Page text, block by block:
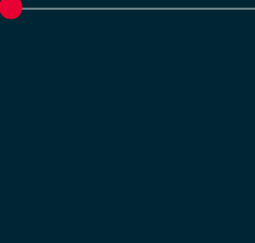
GLB,GLC,GLE,GLSoder die
Portfolio Limousinen,
Nutzfahrzeuge wie den